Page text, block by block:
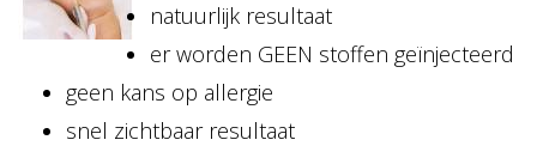
natuurlijk resultaat
er worden GEEN stoffen geïnjecteerd
geen kans op allergie
snel zichtbaar resultaat